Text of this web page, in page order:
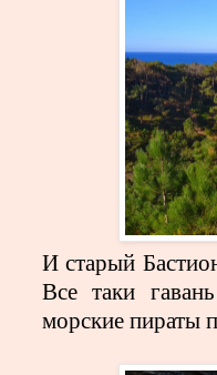
И старый
Все таки
морские пираты